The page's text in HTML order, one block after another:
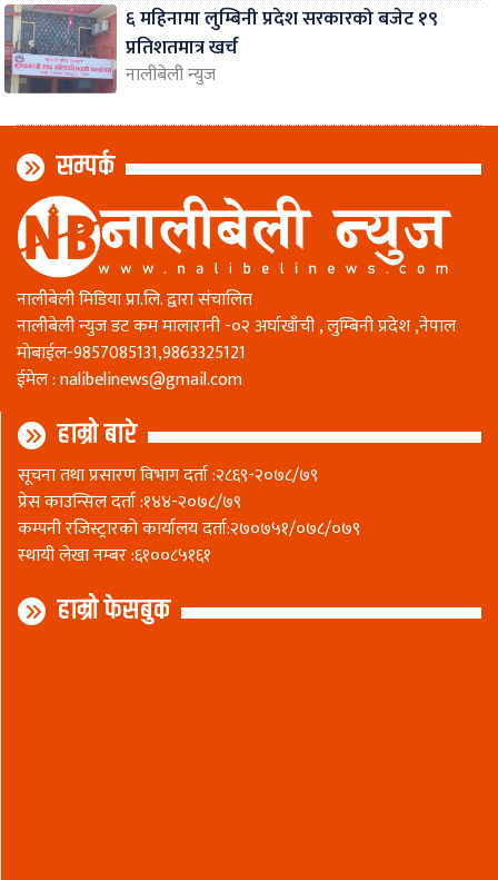
६ महिनामा लुम्बिनी प्रदेश सरकारको बजेट १९
प्रतिशतमात्र खर्च
नालीबेली न्युज
सम्पर्क
नालीबेली मिडिया प्रा.लि. द्वारा संचालित
नालीबेली न्युज डट कम मालारानी -०२ अर्घाखाँची , लुम्बिनी प्रदेश ,नेपाल
माेबाईल-9857085131,9863325121
ईमेल :nalibelinews@gmail.com
हाम्रो बारे
सूचना तथा प्रसारण विभाग दर्ता :२८६९-२०७८/७९
प्रेस काउन्सिल दर्ता :१४४-२०७८/७९
कम्पनी रजिस्ट्रारकाे कार्यालय दर्ता:२७०७५१/०७८/०७९
स्थायी लेखा नम्बर :६१००८५१६१
हाम्रो फेसबुक